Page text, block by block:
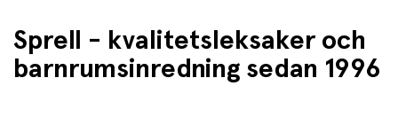
Sprell - kvalitetsleksaker och
barnrumsinredning sedan 1996